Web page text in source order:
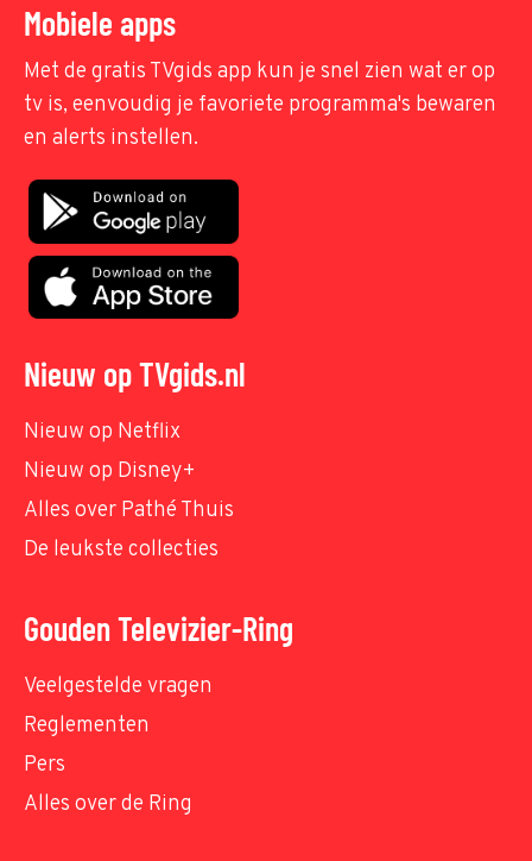
Mobiele apps
Met de gratis TVgids app kun je snel zien wat er op
tv is, eenvoudig je favoriete programma's bewaren
en alerts instellen.
Nieuw op TVgids.nl
Nieuw op Netflix
Nieuw op Disney+
Alles over Pathé Thuis
De leukste collecties
Gouden Televizier-Ring
Veelgestelde vragen
Reglementen
Pers
Alles over de Ring